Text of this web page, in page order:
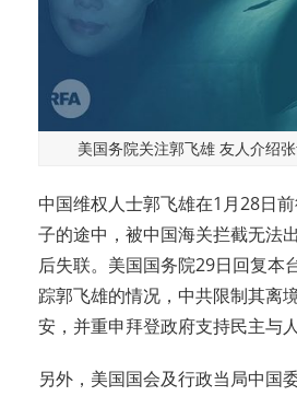
美国务院关注郭飞雄 友人介绍
中国维权人士郭飞雄在1月28日
子的途中，被中国海关拦截无法
后失联。美国国务院29日回复本
踪郭飞雄的情况，中共限制其离
安，并重申拜登政府支持民主与人
另外，美国国会及行政当局中国